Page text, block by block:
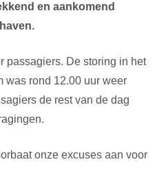
en aankomend
passagiers. De storing in het
was rond 12.00 uur weer
de rest van de dag
onze excuses aan voor